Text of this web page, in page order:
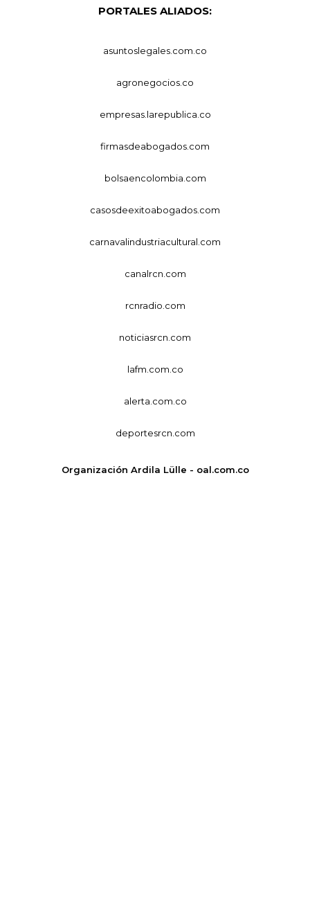
PORTALES ALIADOS:
asuntoslegales.com.co
agronegocios.co
empresas.larepublica.co
firmasdeabogados.com
bolsaencolombia.com
casosdeexitoabogados.com
carnavalindustriacultural.com
canalrcn.com
rcnradio.com
noticiasrcn.com
lafm.com.co
alerta.com.co
deportesrcn.com
Organización Ardila Lülle - oal.com.co